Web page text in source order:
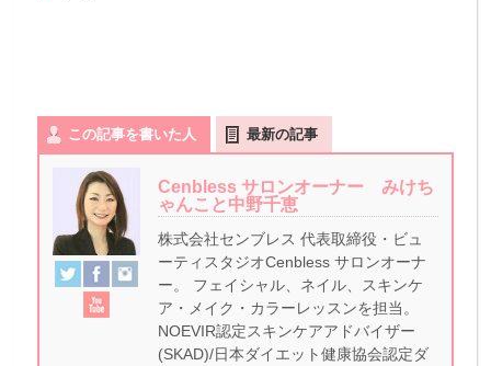
この記事を書いた人 最新の記事
Cenbless サロンオーナー みけち
ゃんこと中野千恵
株式会社センブレス 代表取締役・ビュ
ーティスタジオCenbless サロンオーナ
ー。 フェイシャル、ネイル、スキンケ
ア・メイク・カラーレッスンを担当。
NOEVIR認定スキンケアアドバイザー
(SKAD)/日本ダイエット健康協会認定ダ